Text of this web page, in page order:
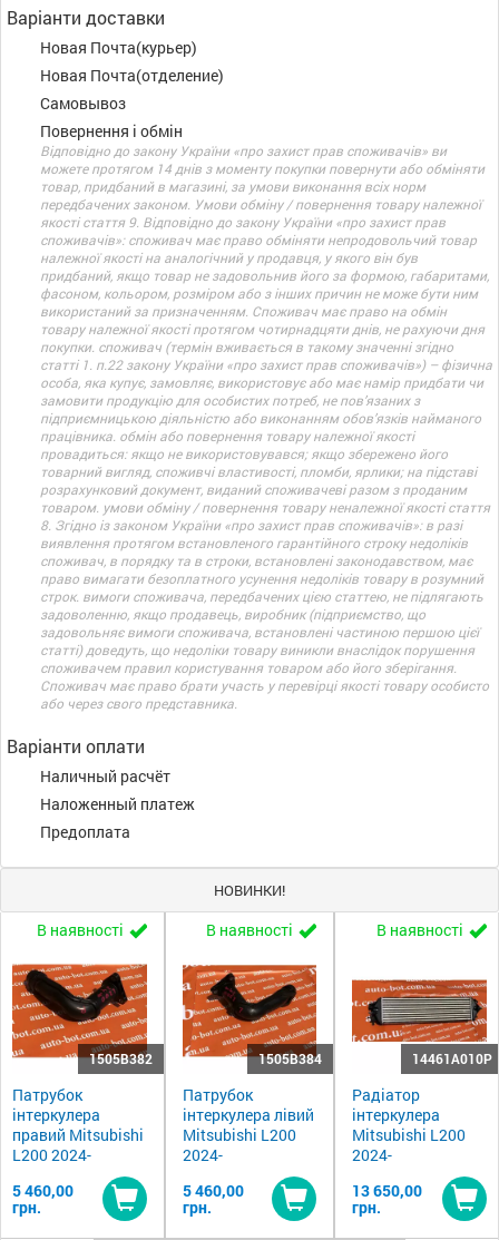
Варіанти доставки
Новая Почта(курьер)
Новая Почта(отделение)
Самовывоз
Повернення і обмін
Відповідно до закону України «про захист прав споживачів» ви
можете протягом 14 днів з моменту покупки повернути або обміняти
товар, придбаний в магазині, за умови виконання всіх норм
передбачених законом. Умови обміну / повернення товару належної
якості стаття 9. Відповідно до закону України «про захист прав
споживачів»: споживач має право обміняти непродовольчий товар
належної якості на аналогічний у продавця, у якого він був
придбаний, якщо товар не задовольнив його за формою, габаритами,
фасоном, кольором, розміром або з інших причин не може бути ним
використаний за призначенням. Споживач має право на обмін
товару належної якості протягом чотирнадцяти днів, не рахуючи дня
покупки. споживач (термін вживається в такому значенні згідно
статті 1. п.22 закону України «про захист прав споживачів») – фізична
особа, яка купує, замовляє, використовує або має намір придбати чи
замовити продукцію для особистих потреб, не пов’язаних з
підприємницькою діяльністю або виконанням обов’язків найманого
працівника. обмін або повернення товару належної якості
провадиться: якщо не використовувався; якщо збережено його
товарний вигляд, споживчі властивості, пломби, ярлики; на підставі
розрахунковий документ, виданий споживачеві разом з проданим
товаром. умови обміну / повернення товару неналежної якості стаття
8. Згідно із законом України «про захист прав споживачів»: в разі
виявлення протягом встановленого гарантійного строку недоліків
споживач, в порядку та в строки, встановлені законодавством, має
право вимагати безоплатного усунення недоліків товару в розумний
строк. вимоги споживача, передбачених цією статтею, не підлягають
задоволенню, якщо продавець, виробник (підприємство, що
задовольняє вимоги споживача, встановлені частиною першою цієї
статті) доведуть, що недоліки товару виникли внаслідок порушення
споживачем правил користування товаром або його зберігання.
Споживач має право брати участь у перевірці якості товару особисто
або через свого представника.
Варіанти оплати
Наличный расчёт
Наложенный платеж
Предоплата
НОВИНКИ!
В наявності
1505B382
Патрубок
інтеркулера
правий Mitsubishi
L200 2024-
5 460,00
грн.
Купити
В наявності
1505B384
Патрубок
інтеркулера лівий
Mitsubishi L200
2024-
5 460,00
грн.
Купити
В наявності
14461A010P
Радіатор
інтеркулера
Mitsubishi L200
2024-
13 650,00
грн.